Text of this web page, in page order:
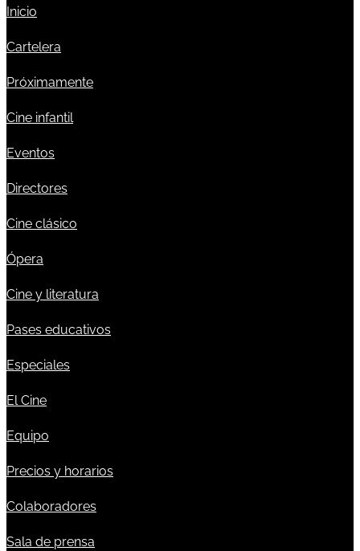
Inicio
Cartelera
Próximamente
Cine infantil
Eventos
Directores
Cine clásico
Ópera
Cine y literatura
Pases educativos
Especiales
El Cine
Equipo
Precios y horarios
Colaboradores
Sala de prensa